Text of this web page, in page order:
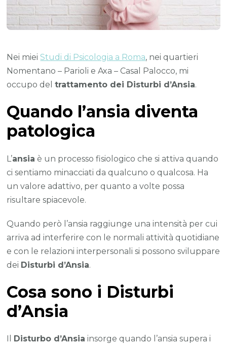
Nei mieiStudi di Psicologia a Roma, nei quartieri
Nomentano – Parioli e Axa – Casal Palocco, mi
occupo deltrattamento dei Disturbi d’Ansia.
Quando l’ansia diventa
patologica
L’ansia è un processo fisiologico che si attiva quando
ci sentiamo minacciati da qualcuno o qualcosa. Ha
un valore adattivo, per quanto a volte possa
risultare spiacevole.
Quando però l’ansia raggiunge una intensità per cui
arriva ad interferire con le normali attività quotidiane
e con le relazioni interpersonali si possono sviluppare
dei Disturbi d’Ansia.
Cosa sono i Disturbi
d’Ansia
Disturbo d’Ansia insorge quando l’ansia supera i